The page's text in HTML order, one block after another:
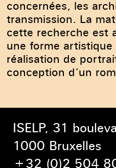
concernées, les
transmission. La
cette recherche est
une forme artistique
réalisation de
conception d’un
ISELP, 31
1000 Bruxelles
+32 (0)2 504